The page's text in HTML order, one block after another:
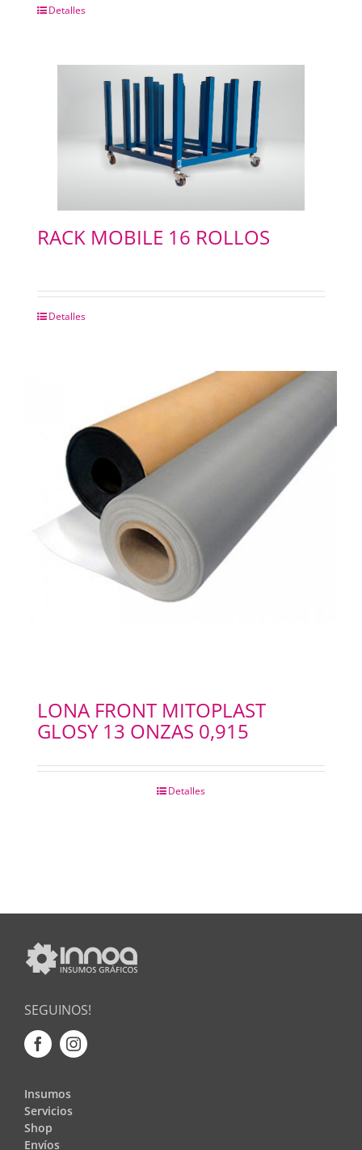
Detalles
RACK MOBILE 16 ROLLOS
Detalles
LONA FRONT MITOPLAST
GLOSY 13 ONZAS 0,915
Detalles
SEGUINOS!
Insumos
Servicios
Shop
Envíos